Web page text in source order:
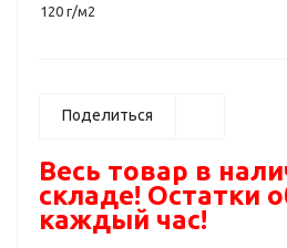
120 г/м2
Поделиться
Весь товар в
складе! Остатки
каждый час!